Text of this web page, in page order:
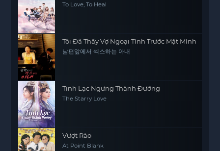
To Love, To Heal
Tôi Đã Thấy Vợ Ngoại Tình Trước Mặt Mình
남편앞에서 섹스하는 아내
Tinh Lạc Ngưng Thành Đường
The Starry Love
Vượt Rào
At Point Blank